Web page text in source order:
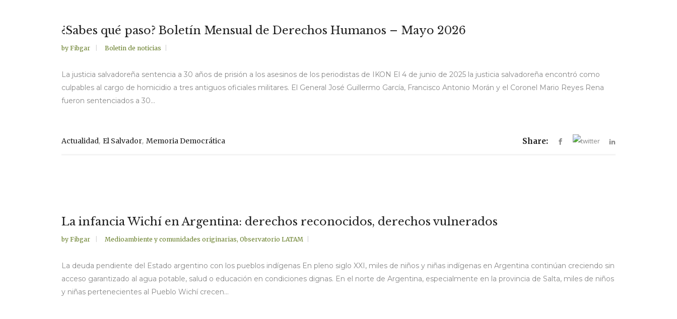
¿Sabes qué paso? Boletín Mensual de Derechos Humanos – Mayo 2026
by Fibgar Boletin de noticias
La justicia salvadoreña sentencia a 30 años de prisión a los asesinos de los periodistas de IKON El 4 de junio de 2025 la justicia salvadoreña encontró como
culpables al cargo de homicidio a tres antiguos oficiales militares. El General José Guillermo García, Francisco Antonio Morán y el Coronel Mario Reyes Rena
fueron sentenciados a 30...
Actualidad, El Salvador, Memoria Democrática Share:
La infancia Wichí en Argentina: derechos reconocidos, derechos vulnerados
by Fibgar Medioambiente y comunidades originarias, Observatorio LATAM
La deuda pendiente del Estado argentino con los pueblos indígenas En pleno siglo XXI, miles de niños y niñas indígenas en Argentina continúan creciendo sin
acceso garantizado al agua potable, salud o educación en condiciones dignas. En el norte de Argentina, especialmente en la provincia de Salta, miles de niños
y niñas pertenecientes al Pueblo Wichí crecen...